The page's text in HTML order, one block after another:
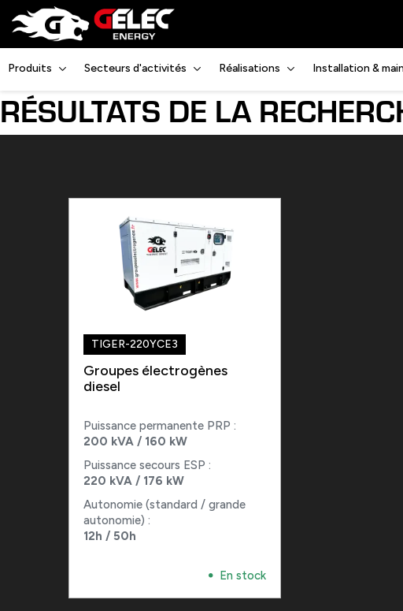
Produits Secteurs d'activités Réalisations Installation &
RÉSULTATS DE LA
TIGER-220YCE3
Groupes électrogènes
diesel
Puissance permanente PRP :
200 kVA / 160 kW
Puissance secours ESP :
220 kVA / 176 kW
Autonomie (standard / grande
autonomie) :
12h / 50h
En stock